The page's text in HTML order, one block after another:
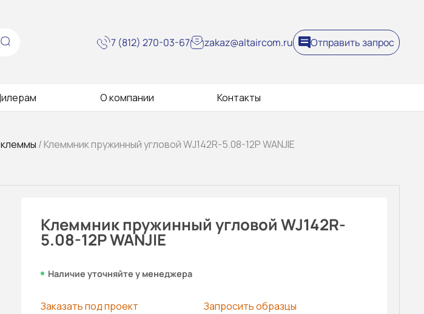
7 (812) 270-03-67 zakaz@altaircom.ru Отправить запрос
О компании Контакты
/ Клеммник пружинный угловой WJ142R-5.08-12P WANJIE
Клеммник пружинный угловой WJ142R-
5.08-12P WANJIE
Наличие уточняйте у менеджера
Заказать под проект Запросить образцы